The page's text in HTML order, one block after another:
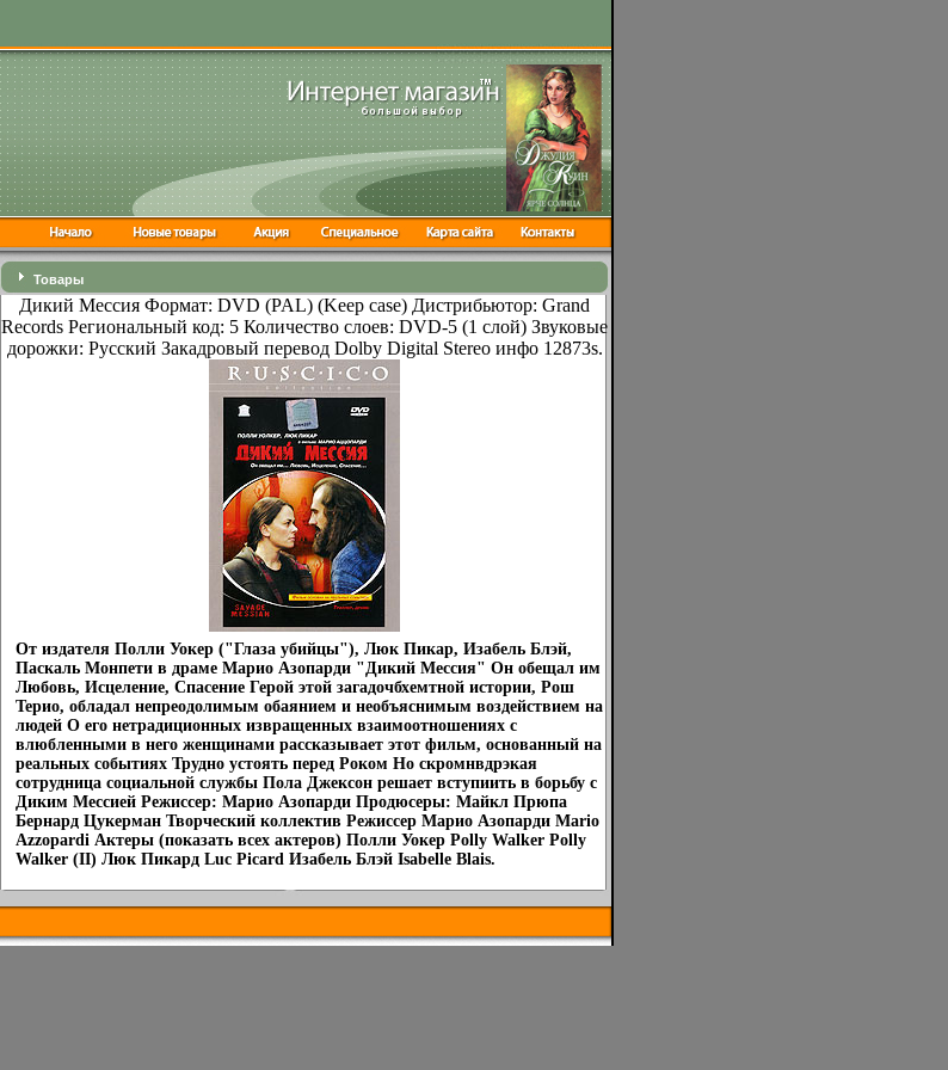
Товары
Дикий Мессия Формат: DVD (PAL) (Keep case) Дистрибьютор: Grand
Records Региональный код: 5 Количество слоев: DVD-5 (1 слой) Звуковые
дорожки: Русский Закадровый перевод Dolby Digital Stereo инфо 12873s.
От издателя Полли Уокер ("Глаза убийцы"), Люк Пикар, Изабель Блэй,
Паскаль Монпети в драме Марио Азопарди "Дикий Мессия" Он обещал им
Любовь, Исцеление, Спасение Герой этой загадочбхемтной истории, Рош
Терио, обладал непреодолимым обаянием и необъяснимым воздействием на
людей О его нетрадиционных извращенных взаимоотношениях с
влюбленными в него женщинами рассказывает этот фильм, основанный на
реальных событиях Трудно устоять перед Роком Но скромнвдрэкая
сотрудница социальной службы Пола Джексон решает вступиить в борьбу с
Диким Мессией Режиссер: Марио Азопарди Продюсеры: Майкл Прюпа
Бернард Цукерман Творческий коллектив Режиссер Марио Азопарди Mario
Azzopardi Актеры (показать всех актеров) Полли Уокер Polly Walker Polly
Walker (II) Люк Пикард Luc Picard Изабель Блэй Isabelle Blais.